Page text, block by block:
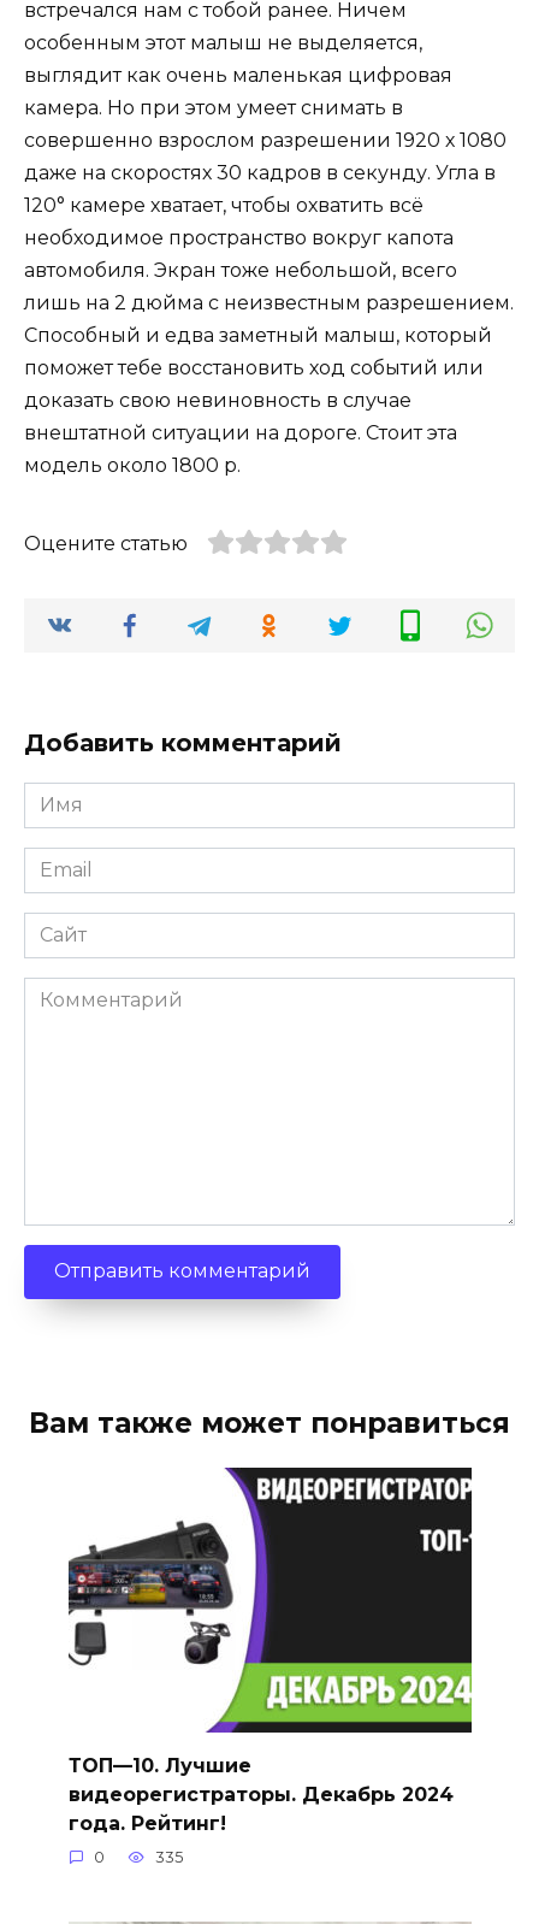
встречался нам с тобой ранее. Ничем
особенным этот малыш не выделяется,
выглядит как очень маленькая цифровая
камера. Но при этом умеет снимать в
совершенно взрослом разрешении 1920 х 1080
даже на скоростях 30 кадров в секунду. Угла в
120° камере хватает, чтобы охватить всё
необходимое пространство вокруг капота
автомобиля. Экран тоже небольшой, всего
лишь на 2 дюйма с неизвестным разрешением.
Способный и едва заметный малыш, который
поможет тебе восстановить ход событий или
доказать свою невиновность в случае
внештатной ситуации на дороге. Стоит эта
модель около 1800 р.
Оцените статью
Добавить комментарий
Имя
Email
Сайт
Комментарий
Вам также может понравиться
ТОП—10. Лучшие
видеорегистраторы. Декабрь 2024
года. Рейтинг!
0 335